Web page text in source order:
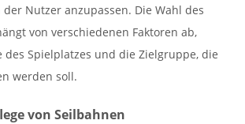
Nutzer anzupassen. Die Wahl des
von verschiedenen Faktoren ab,
Spielplatzes und die Zielgruppe, die
werden soll.
von Seilbahnen